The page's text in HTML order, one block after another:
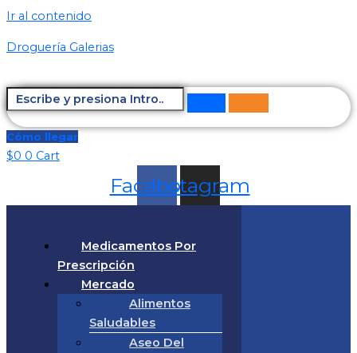
Ir al contenido
Droguería Galerias
Cómo llegar
$0 0 Cart
Facebook
Instagram
Medicamentos Por
Prescripción
Mercado
Alimentos
Saludables
Aseo Del